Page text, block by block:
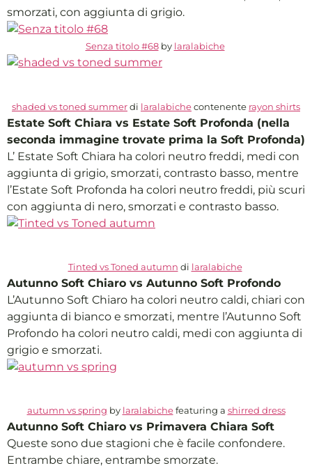
smorzati, con aggiunta di grigio.
Senza titolo #68by laralabiche
shaded vs toned summer di laralabiche contenente rayon shirts
Estate Soft Chiara vs Estate Soft Profonda (nella
seconda immagine trovate prima la Soft Profonda)
L’ Estate Soft Chiara ha colori neutro freddi, medi con
aggiunta di grigio, smorzati, contrasto basso, mentre
l’Estate Soft Profonda ha colori neutro freddi, più scuri
con aggiunta di nero, smorzati e contrasto basso.
Tinted vs Toned autumn di laralabiche
Autunno Soft Chiaro vs Autunno Soft Profondo
L’Autunno Soft Chiaro ha colori neutro caldi, chiari con
aggiunta di bianco e smorzati, mentre l’Autunno Soft
Profondo ha colori neutro caldi, medi con aggiunta di
grigio e smorzati.
autumn vs spring by laralabichefeaturing a shirred dress
Autunno Soft Chiaro vs Primavera Chiara Soft
Queste sono due stagioni che è facile confondere.
Entrambe chiare, entrambe smorzate.